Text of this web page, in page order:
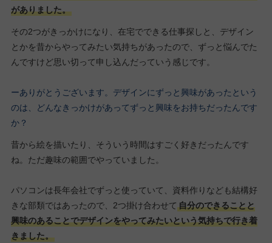
がありました。
その2つがきっかけになり、在宅でできる仕事探しと、デザイン
とかを昔からやってみたい気持ちがあったので、ずっと悩んでた
んですけど思い切って申し込んだっていう感じです。
ーありがとうございます。デザインにずっと興味があったという
のは、どんなきっかけがあってずっと興味をお持ちだったんです
か？
昔から絵を描いたり、そういう時間はすごく好きだったんです
ね。ただ趣味の範囲でやっていました。
パソコンは長年会社でずっと使っていて、資料作りなども結構好
きな部類ではあったので、2つ掛け合わせて 自分のできることと
興味のあることでデザインをやってみたいという気持ちで行き着
きました。